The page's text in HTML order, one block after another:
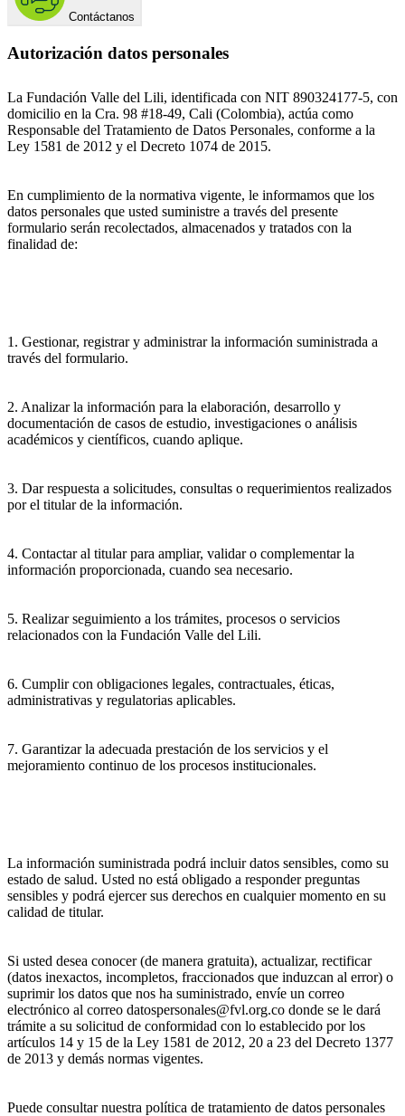
Contáctanos
Autorización datos personales
La Fundación Valle del Lili, identificada con NIT 890324177-5, con
domicilio en la Cra. 98 #18-49, Cali (Colombia), actúa como
Responsable del Tratamiento de Datos Personales, conforme a la
Ley 1581 de 2012 y el Decreto 1074 de 2015.
En cumplimiento de la normativa vigente, le informamos que los
datos personales que usted suministre a través del presente
formulario serán recolectados, almacenados y tratados con la
finalidad de:
1. Gestionar, registrar y administrar la información suministrada a
través del formulario.
2. Analizar la información para la elaboración, desarrollo y
documentación de casos de estudio, investigaciones o análisis
académicos y científicos, cuando aplique.
3. Dar respuesta a solicitudes, consultas o requerimientos realizados
por el titular de la información.
4. Contactar al titular para ampliar, validar o complementar la
información proporcionada, cuando sea necesario.
5. Realizar seguimiento a los trámites, procesos o servicios
relacionados con la Fundación Valle del Lili.
6. Cumplir con obligaciones legales, contractuales, éticas,
administrativas y regulatorias aplicables.
7. Garantizar la adecuada prestación de los servicios y el
mejoramiento continuo de los procesos institucionales.
La información suministrada podrá incluir datos sensibles, como su
estado de salud. Usted no está obligado a responder preguntas
sensibles y podrá ejercer sus derechos en cualquier momento en su
calidad de titular.
Si usted desea conocer (de manera gratuita), actualizar, rectificar
(datos inexactos, incompletos, fraccionados que induzcan al error) o
suprimir los datos que nos ha suministrado, envíe un correo
electrónico al correo datospersonales@fvl.org.co donde se le dará
trámite a su solicitud de conformidad con lo establecido por los
artículos 14 y 15 de la Ley 1581 de 2012, 20 a 23 del Decreto 1377
de 2013 y demás normas vigentes.
Puede consultar nuestra política de tratamiento de datos personales